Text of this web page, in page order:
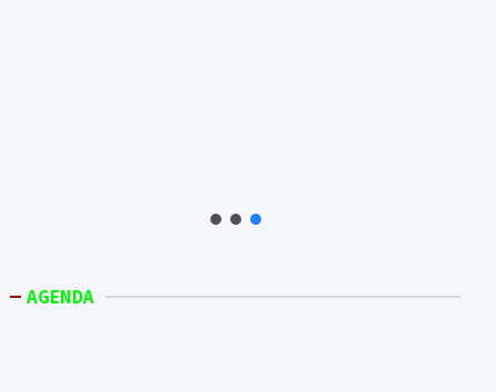
AGENDA